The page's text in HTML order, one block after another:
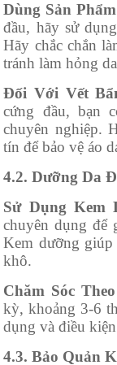
Dùng Sản
đầu, hãy sử
Hãy chắc chắn
tránh làm hỏng
Đối Với Vết
cứng đầu, bạn
chuyên nghiệp.
tín để bảo vệ áo
4.2. Dưỡng Da
Sử Dụng Kem
chuyên dụng để
Kem dưỡng
khô.
Chăm Sóc
kỳ, khoảng 3-6
dụng và điều
4.3. Bảo Quản